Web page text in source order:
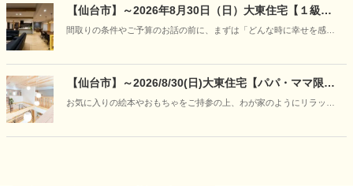
【仙台市】～2026年8月30日（日）大東住宅【１級建
築士と紡ぐ家づくり】「あなただけの『美しい日常』
間取りの条件やご予算のお話の前に、まずは「どんな時に幸せを感じ
【仙台市】～2026/8/30(日)大東住宅【パパ・ママ限
定】キッズデザイン賞受賞の住まいを貸し切り体験
お気に入りの絵本やおもちゃをご持参の上、わが家のようにリラック